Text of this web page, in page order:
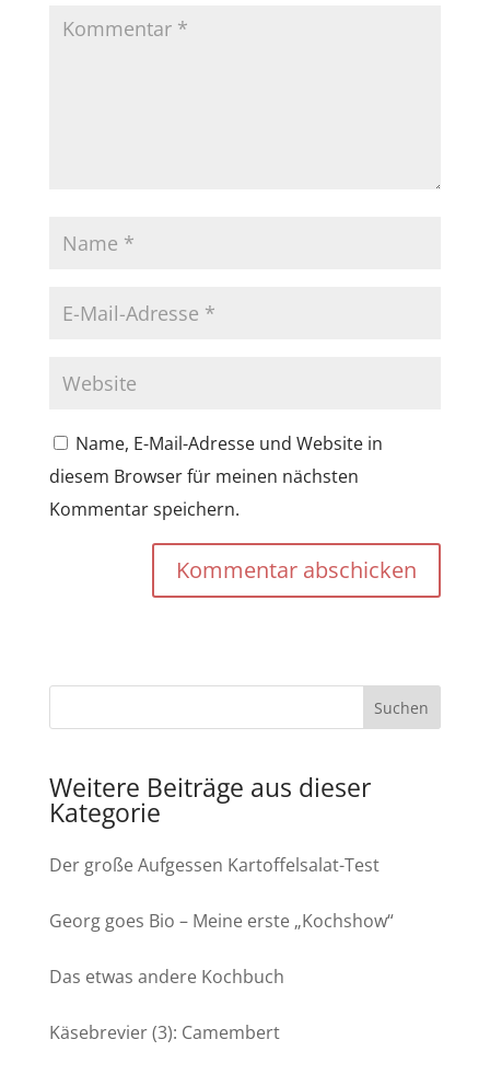
Name, E-Mail-Adresse und Website in
diesem Browser für meinen nächsten
Kommentar speichern.
Kommentar abschicken
Weitere Beiträge aus dieser
Kategorie
Der große Aufgessen Kartoffelsalat-Test
Georg goes Bio – Meine erste „Kochshow“
Das etwas andere Kochbuch
Käsebrevier (3): Camembert